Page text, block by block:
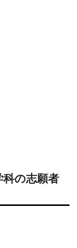
の志願者